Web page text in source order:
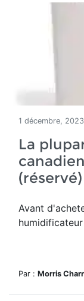
1 décembre, 2023
La
(réservé)
Avant
Par : Morris